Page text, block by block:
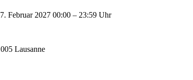
Februar 2027 00:00 – 23:59 Uhr
Lausanne